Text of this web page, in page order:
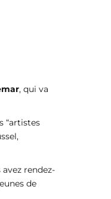
, qui va
“artistes
avez rendez-
de